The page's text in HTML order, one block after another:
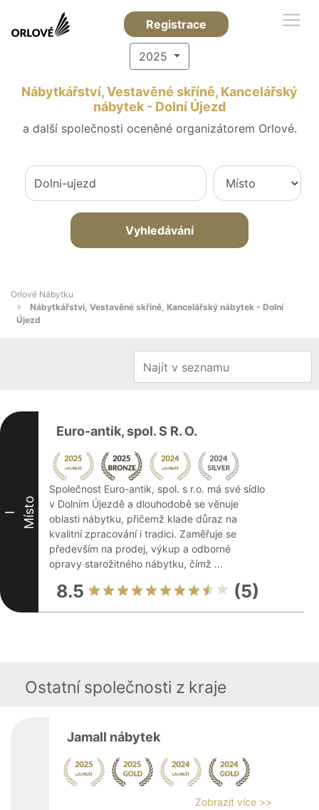
Registrace
2025
Nábytkářství, Vestavěné skříně, Kancelářský
nábytek - Dolní Újezd
a další společnosti oceněné organizátorem Orlové.
Vyhledávání
Orlové Nábytku
Nábytkářství, Vestavěné skříně, Kancelářský nábytek - Dolní
Újezd
I Místo
Euro-antik, spol. S R. O.
Společnost Euro-antik, spol. s r.o. má své sídlo
v Dolním Újezdě a dlouhodobě se věnuje
oblasti nábytku, přičemž klade důraz na
kvalitní zpracování i tradici. Zaměřuje se
především na prodej, výkup a odborné
opravy starožitného nábytku, čímž ...
8.5 (5)
Ostatní společnosti z kraje
Jamall nábytek
Zobrazit více >>